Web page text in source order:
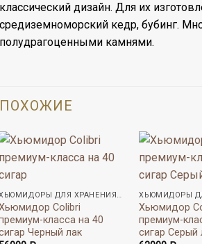
классический дизайн. Для их
средиземноморский кедр, бубинг.
полудрагоценными камнями.
ПОХОЖИЕ
ХЬЮМИДОРЫ ДЛЯ ХРАНЕНИЯ СИГАР
Colibri
класса на 40
Черный лак
Хьюмидор
премиум-
сигар Серый